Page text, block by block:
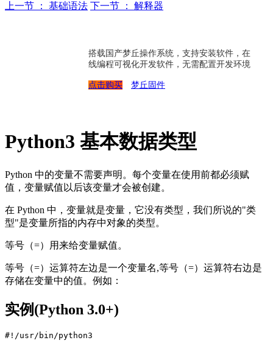
上一节 ： 基础语法 下一节 ： 解释器
搭载国产梦丘操作系统，支持安装软件，在
线编程可视化开发软件，无需配置开发环境
点击购买 梦丘固件
Python3 基本数据类型
Python 中的变量不需要声明。每个变量在使用前都必须赋
值，变量赋值以后该变量才会被创建。
在 Python 中，变量就是变量，它没有类型，我们所说的"类
型"是变量所指的内存中对象的类型。
等号（=）用来给变量赋值。
等号（=）运算符左边是一个变量名,等号（=）运算符右边是
存储在变量中的值。例如：
实例(Python 3.0+)
#!/usr/bin/python3